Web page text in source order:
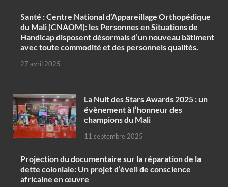
Santé : Centre National d’Appareillage Orthopédique
du Mali (CNAOM): les Personnes en Situations de
Handicap disposent désormais d’un nouveau bâtiment
avec toute commodité et des personnels qualités.
27 avril 2025
‎La Nuit des Stars Awards 2025 : un
évènement à l’honneur des
champions du Mali
11 septembre 2025
Projection du documentaire sur la réparation de la
dette coloniale: Un projet d’éveil de conscience
africaine en œuvre‎